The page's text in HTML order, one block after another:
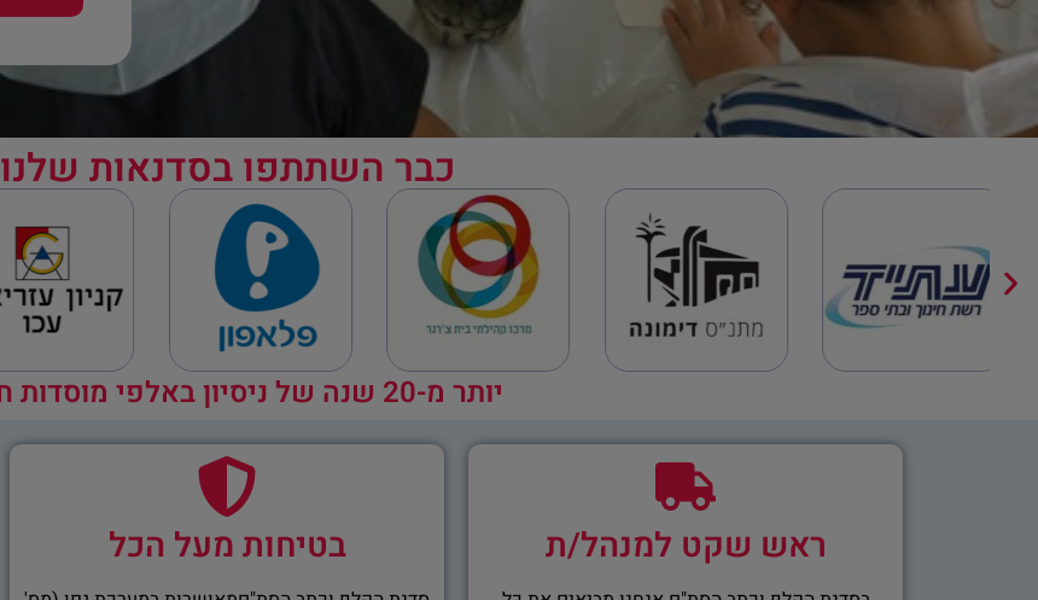
כבר השתתפו בסדנאות שלנו
יותר מ-20 שנה של ניסיון באלפי מוסדות חינוך
ראש שקט למנהל/ת בטיחות מעל הכל